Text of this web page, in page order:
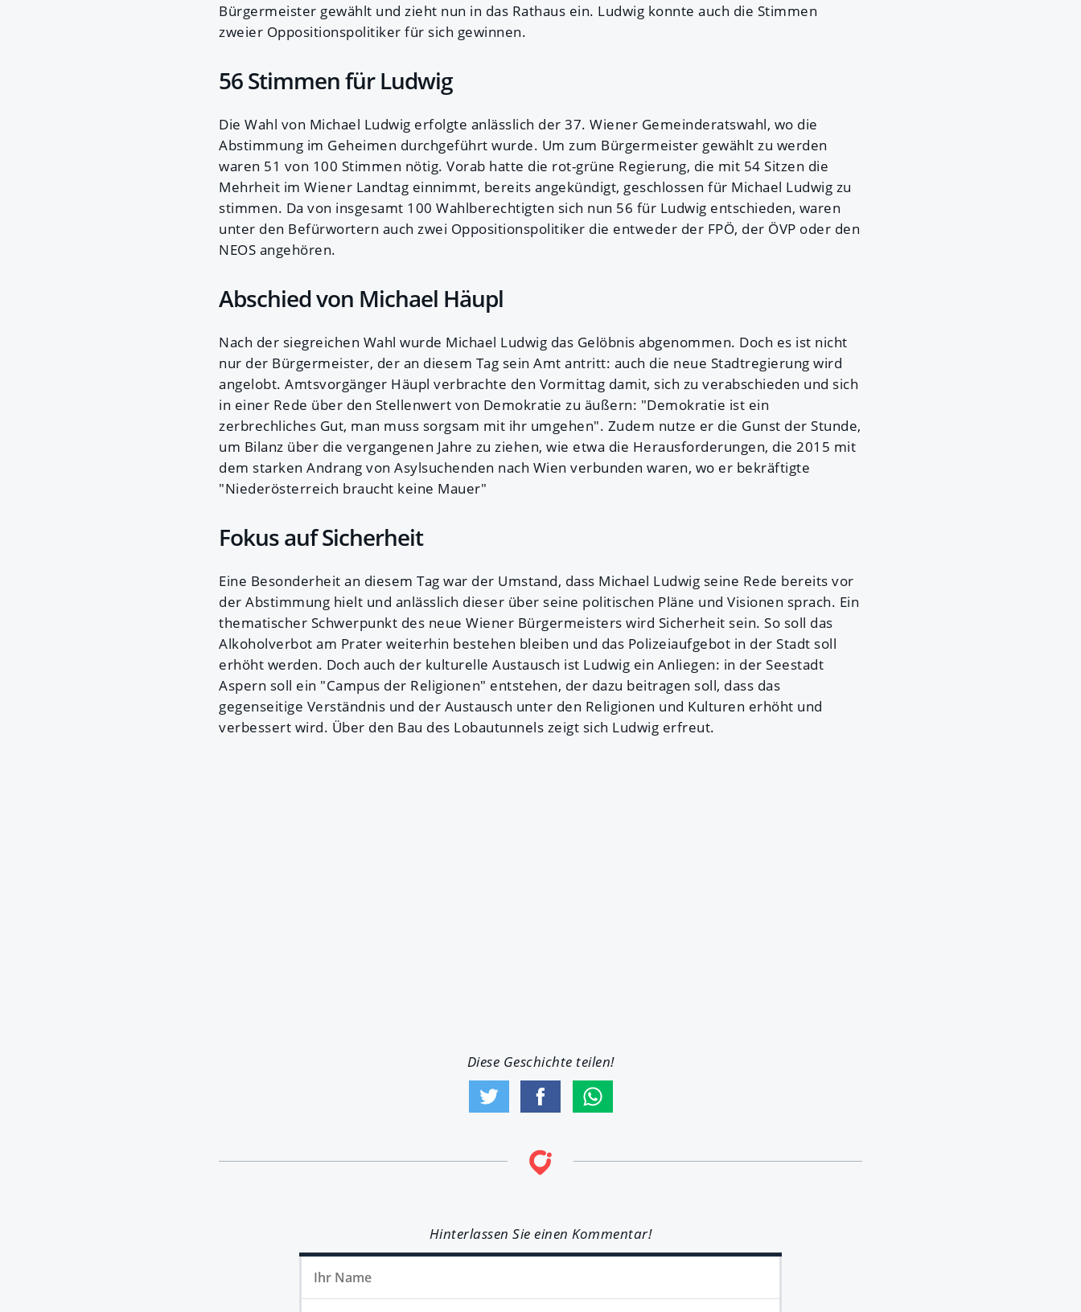
Bürgermeister gewählt und zieht nun in das Rathaus ein. Ludwig konnte auch die Stimmen
zweier Oppositionspolitiker für sich gewinnen.
56 Stimmen für Ludwig
Die Wahl von Michael Ludwig erfolgte anlässlich der 37. Wiener Gemeinderatswahl, wo die
Abstimmung im Geheimen durchgeführt wurde. Um zum Bürgermeister gewählt zu werden
waren 51 von 100 Stimmen nötig. Vorab hatte die rot-grüne Regierung, die mit 54 Sitzen die
Mehrheit im Wiener Landtag einnimmt, bereits angekündigt, geschlossen für Michael Ludwig zu
stimmen. Da von insgesamt 100 Wahlberechtigten sich nun 56 für Ludwig entschieden, waren
unter den Befürwortern auch zwei Oppositionspolitiker die entweder der FPÖ, der ÖVP oder den
NEOS angehören.
Abschied von Michael Häupl
Nach der siegreichen Wahl wurde Michael Ludwig das Gelöbnis abgenommen. Doch es ist nicht
nur der Bürgermeister, der an diesem Tag sein Amt antritt: auch die neue Stadtregierung wird
angelobt. Amtsvorgänger Häupl verbrachte den Vormittag damit, sich zu verabschieden und sich
in einer Rede über den Stellenwert von Demokratie zu äußern: "Demokratie ist ein
zerbrechliches Gut, man muss sorgsam mit ihr umgehen". Zudem nutze er die Gunst der Stunde,
um Bilanz über die vergangenen Jahre zu ziehen, wie etwa die Herausforderungen, die 2015 mit
dem starken Andrang von Asylsuchenden nach Wien verbunden waren, wo er bekräftigte
"Niederösterreich braucht keine Mauer"
Fokus auf Sicherheit
Eine Besonderheit an diesem Tag war der Umstand, dass Michael Ludwig seine Rede bereits vor
der Abstimmung hielt und anlässlich dieser über seine politischen Pläne und Visionen sprach. Ein
thematischer Schwerpunkt des neue Wiener Bürgermeisters wird Sicherheit sein. So soll das
Alkoholverbot am Prater weiterhin bestehen bleiben und das Polizeiaufgebot in der Stadt soll
erhöht werden. Doch auch der kulturelle Austausch ist Ludwig ein Anliegen: in der Seestadt
Aspern soll ein "Campus der Religionen" entstehen, der dazu beitragen soll, dass das
gegenseitige Verständnis und der Austausch unter den Religionen und Kulturen erhöht und
verbessert wird. Über den Bau des Lobautunnels zeigt sich Ludwig erfreut.
Diese Geschichte teilen!
Hinterlassen Sie einen Kommentar!